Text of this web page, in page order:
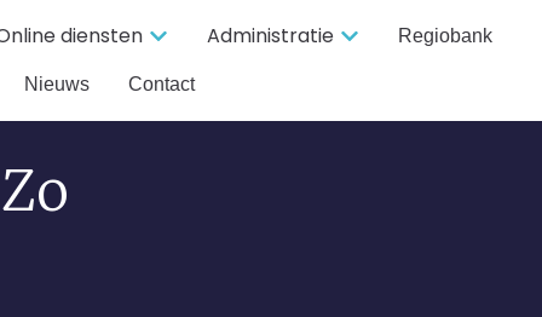
diensten Administratie Regiobank
Nieuws Contact